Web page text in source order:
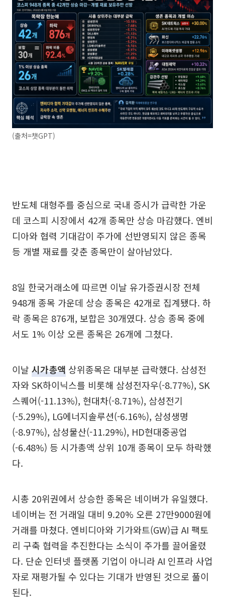
(출처=챗GPT)
반도체 대형주를 중심으로 국내 증시가 급락한 가운
데 코스피 시장에서 42개 종목만 상승 마감했다. 엔비
디아와 협력 기대감이 주가에 선반영되지 않은 종목
등 개별 재료를 갖춘 종목만이 살아남았다.
8일 한국거래소에 따르면 이날 유가증권시장 전체
948개 종목 가운데 상승 종목은 42개로 집계됐다. 하
락 종목은 876개, 보합은 30개였다. 상승 종목 중에
서도 1% 이상 오른 종목은 26개에 그쳤다.
이날 시가총액 상위종목은 대부분 급락했다. 삼성전
자와 SK하이닉스를 비롯해 삼성전자우(-8.77%), SK
스퀘어(-11.13%), 현대차(-8.71%), 삼성전기
(-5.29%), LG에너지솔루션(-6.16%), 삼성생명
(-8.97%), 삼성물산(-11.29%), HD현대중공업
(-6.48%) 등 시가총액 상위 10개 종목이 모두 하락했
다.
시총 20위권에서 상승한 종목은 네이버가 유일했다.
네이버는 전 거래일 대비 9.20% 오른 27만9000원에
거래를 마쳤다. 엔비디아와 기가와트(GW)급 AI 팩토
리 구축 협력을 추진한다는 소식이 주가를 끌어올렸
다. 단순 인터넷 플랫폼 기업이 아니라 AI 인프라 사업
자로 재평가될 수 있다는 기대가 반영된 것으로 풀이
된다.